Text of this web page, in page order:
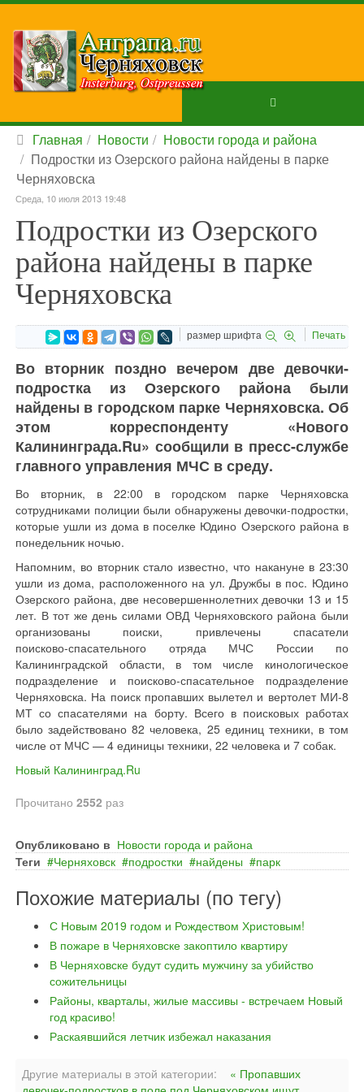
Главная Новости
Новости города и района
Подростки из Озерского района найдены в парке
Черняховска
Среда, 10 июля 2013 19:48
Подростки из Озерского
района найдены в парке
Черняховска
размер шрифта Печать
Во вторник поздно вечером две девочки-
подростка из Озерского района были
найдены в городском парке Черняховска. Об
этом корреспонденту «Нового
Калининграда.Ru» сообщили в пресс-службе
главного управления МЧС в среду.
Во вторник, в 22:00 в городском парке Черняховска
сотрудниками полиции были обнаружены девочки-подростки,
которые ушли из дома в поселке Юдино Озерского района в
понедельник ночью.
Напомним, во вторник стало известно, что накануне в 23:30
ушли из дома, расположенного на ул. Дружбы в пос. Юдино
Озерского района, две несовершеннолетних девочки 13 и 15
лет. В тот же день силами ОВД Черняховского района были
организованы поиски, привлечены спасатели
поисково-спасательного отряда МЧС России по
Калининградской области, в том числе кинологическое
подразделение и поисково-спасательное подразделение
Черняховска. На поиск пропавших вылетел и вертолет МИ-8
МТ со спасателями на борту. Всего в поисковых работах
было задействовано 82 человека, 25 единиц техники, в том
числе от МЧС — 4 единицы техники, 22 человека и 7 собак.
Новый Калининград.Ru
Прочитано 2552 раз
Опубликовано в Новости города и района
Теги
Черняховск подростки найдены парк
Похожие материалы (по тегу)
С Новым 2019 годом и Рождеством Христовым!
В пожаре в Черняховске закоптило квартиру
В Черняховске будут судить мужчину за убийство
сожительницы
Районы, кварталы, жилые массивы - встречаем Новый
год красиво!
Раскаявшийся летчик избежал наказания
Другие материалы в этой категории:
« Пропавших